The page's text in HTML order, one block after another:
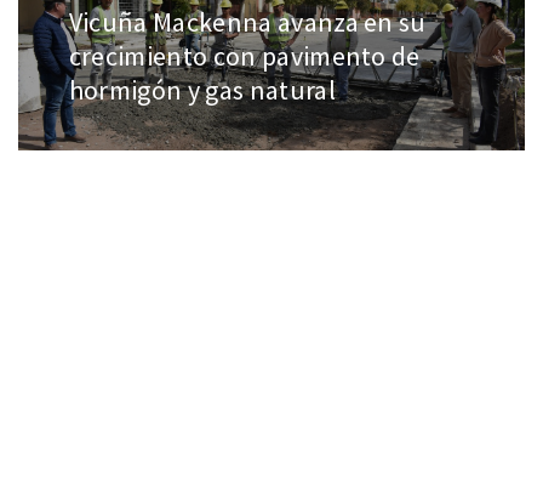
Vicuña Mackenna avanza en su
crecimiento con pavimento de
hormigón y gas natural